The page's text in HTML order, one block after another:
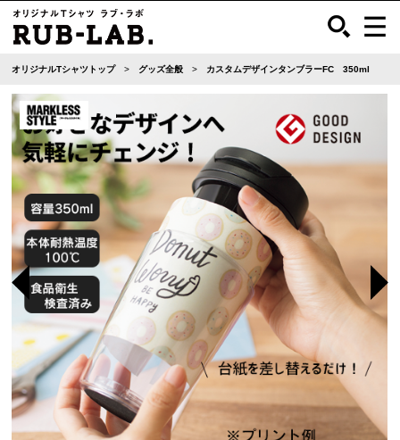
オリジナルTシャツトップ グッズ全般 カスタムデザインタンブラーFC 350ml